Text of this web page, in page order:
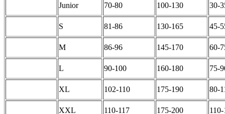
Junior 70-80 100-130 30-
S 81-86 130-165 45-
M 86-96 145-170 60-
L 90-100 160-180 75-
XL 102-110 175-190 80-
XXL 110-117 175-200